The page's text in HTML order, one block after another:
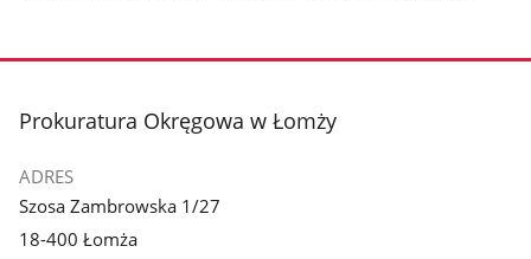
stopka
Prokuratura Okręgowa w Łomży
ADRES
Szosa Zambrowska 1/27
18-400 Łomża